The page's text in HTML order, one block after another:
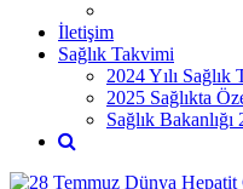
İletişim
Sağlık Takvimi
2024 Yılı Sağlık
2025 Sağlıkta
Sağlık